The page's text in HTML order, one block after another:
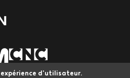
expérience d'utilisateur.